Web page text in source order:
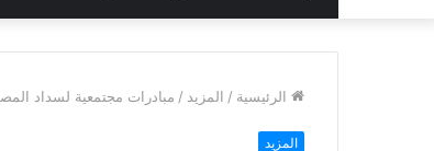
الرئيسية / المزيد / مبادرات مجتمعية لسداد
المزيد